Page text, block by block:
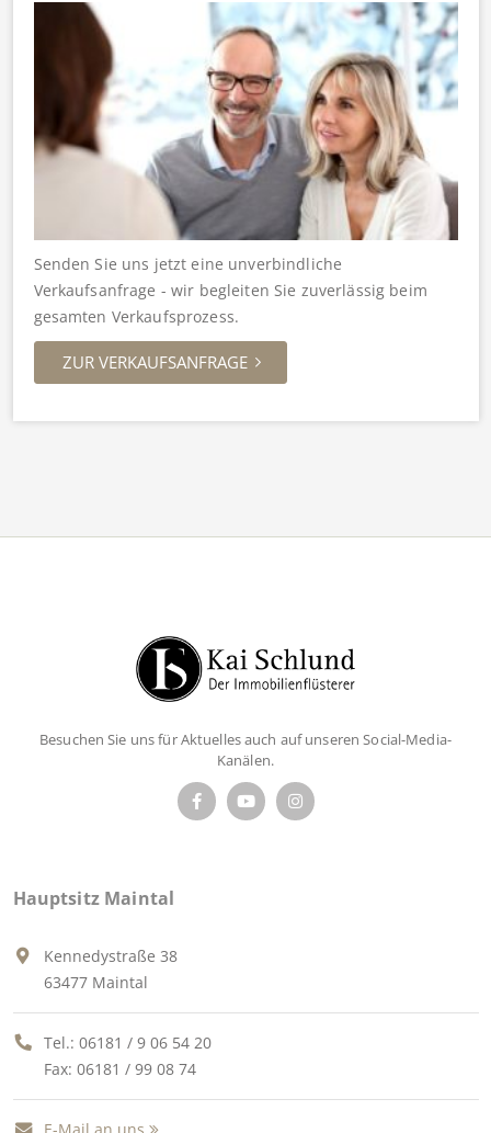
Senden Sie uns jetzt eine unverbindliche
Verkaufsanfrage - wir begleiten Sie zuverlässig beim
gesamten Verkaufsprozess.
ZUR VERKAUFSANFRAGE
Besuchen Sie uns für Aktuelles auch auf unseren Social-Media-
Kanälen.
Hauptsitz Maintal
Kennedystraße 38
63477 Maintal
Tel.: 06181 / 9 06 54 20
Fax: 06181 / 99 08 74